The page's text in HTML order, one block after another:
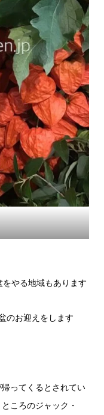
やる地域もあります
のお迎えをします
ってくるとされてい
ころのジャック・